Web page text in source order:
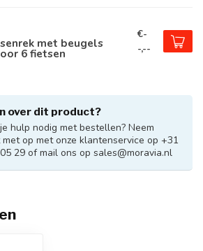
met beugels
6 fietsen
€-
-,--
over dit product?
hulp nodig met bestellen? Neem
op met onze klantenservice op +31
29 of mail ons op sales@moravia.nl